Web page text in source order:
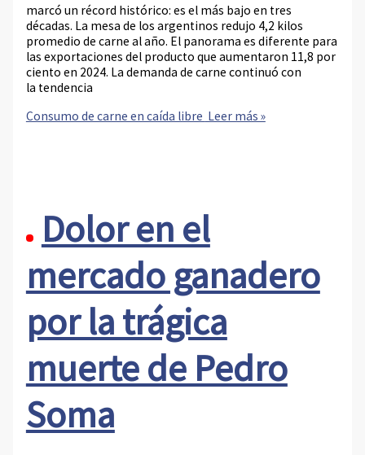
marcó un récord histórico: es el más bajo en tres
décadas. La mesa de los argentinos redujo 4,2 kilos
promedio de carne al año. El panorama es diferente para
las exportaciones del producto que aumentaron 11,8 por
ciento en 2024. La demanda de carne continuó con
la tendencia
Consumo de carne en caída libre Leer más »
Dolor en el
mercado ganadero
por la trágica
muerte de Pedro
Soma